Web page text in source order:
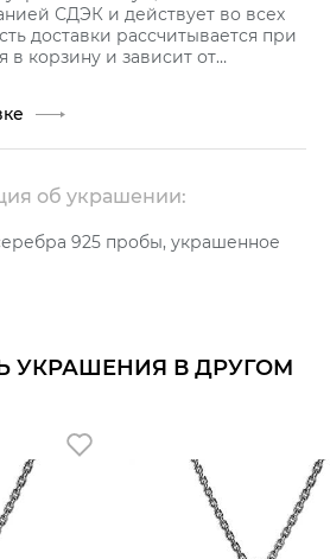
СДЭК и действует во всех
доставки рассчитывается при
в корзину и зависит от
об украшении:
925 пробы, украшенное
УКРАШЕНИЯ В ДРУГОМ